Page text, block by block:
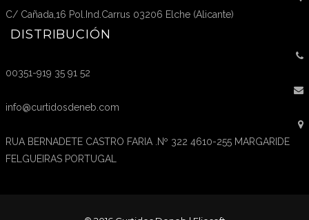
C/ Cañada,16 Pol.Ind.Carrus 03206 Elche (Alicante)
DISTRIBUCIÓN
00351-919 35 91 52
info@curtidosdeneb.com
RUA BERNADETE CASTRO FARIA .Nº 322 4610-255 MARGARIDE
FELGUEIRAS PORTUGAL